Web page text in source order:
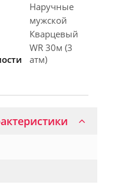
Наручные
мужской
Кварцевый
WR 30м (3
атм)